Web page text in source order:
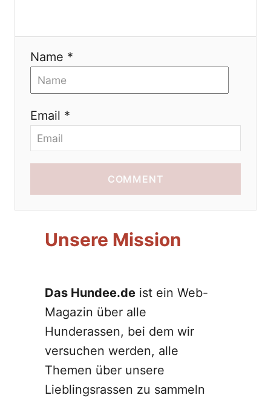
Name *
Email *
COMMENT
Unsere Mission
Das Hundee.de ist ein Web-
Magazin über alle
Hunderassen, bei dem wir
versuchen werden, alle
Themen über unsere
Lieblingsrassen zu sammeln